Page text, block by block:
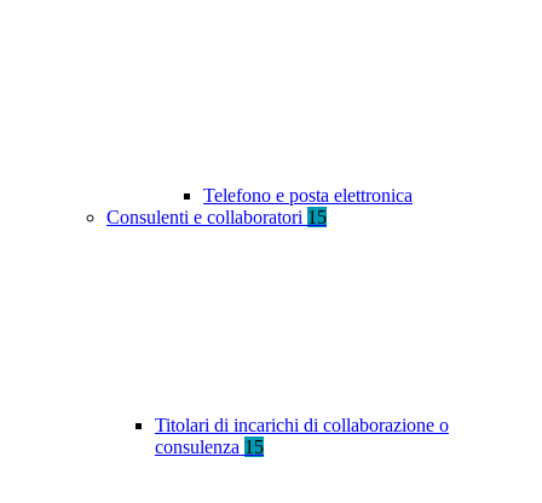
Telefono e posta elettronica
Consulenti e collaboratori 15
Titolari di incarichi di collaborazione o
consulenza 15